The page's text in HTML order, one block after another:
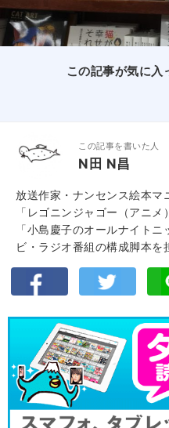
この記事が気に入
この記事を書いた人
N田 N昌
放送作家・ナンセンス絵本マ
「レゴニンジャゴー（アニ
「小島慶子のオールナイト
ビ・ラジオ番組の構成脚本を